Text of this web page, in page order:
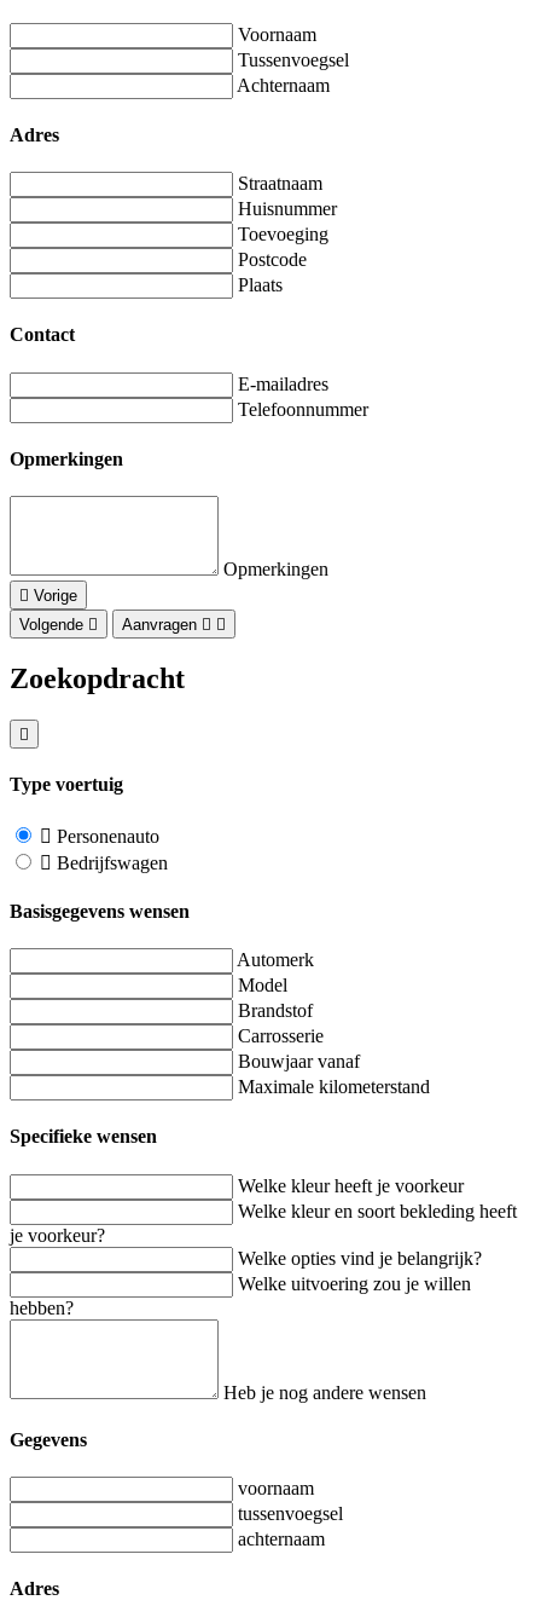
Voornaam
Tussenvoegsel
Achternaam
Adres
Straatnaam
Huisnummer
Toevoeging
Postcode
Plaats
Contact
E-mailadres
Telefoonnummer
Opmerkingen
Opmerkingen
Vorige
Volgende
Aanvragen
Zoekopdracht
Type voertuig
Personenauto
Bedrijfswagen
Basisgegevens wensen
Automerk
Model
Brandstof
Carrosserie
Bouwjaar vanaf
Maximale kilometerstand
Specifieke wensen
Welke kleur heeft je voorkeur
Welke kleur en soort bekleding heeft
je voorkeur?
Welke opties vind je belangrijk?
Welke uitvoering zou je willen
hebben?
Heb je nog andere wensen
Gegevens
voornaam
tussenvoegsel
achternaam
Adres